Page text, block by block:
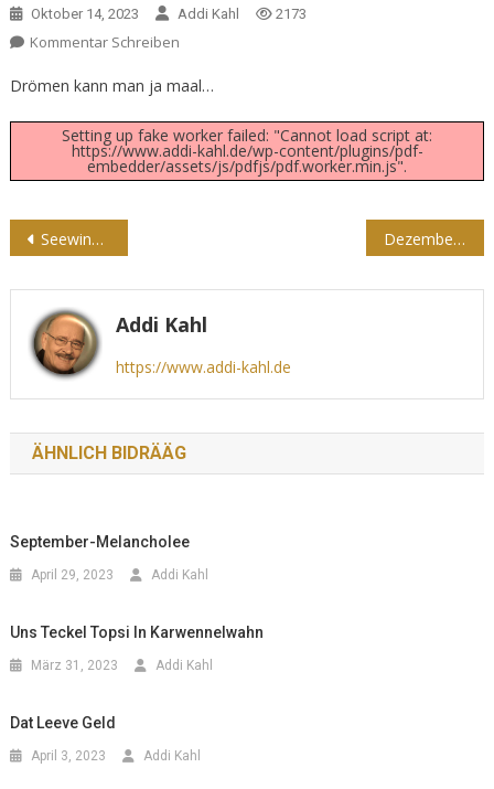
Oktober 14, 2023 Addi Kahl 2173
Kommentar Schreiben
Drömen kann man ja maal…
Setting up fake worker failed: "Cannot load script at:
https://www.addi-kahl.de/wp-content/plugins/pdf-
embedder/assets/js/pdfjs/pdf.worker.min.js".
Beitragsnavigation
Seewind, bläh auf meine Segel… Dezembertieden
Addi Kahl
https://www.addi-kahl.de
ÄHNLICH BIDRÄÄG
September-Melancholee
April 29, 2023 Addi Kahl
Uns Teckel Topsi In Karwennelwahn
März 31, 2023 Addi Kahl
Dat Leeve Geld
April 3, 2023 Addi Kahl